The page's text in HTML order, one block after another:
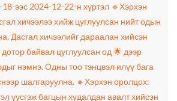
ээс 2024-12-22-н хүртэл 🔹Хэрхэн
хичээлээ хийж цуглуулсан нийт одын
Дасгал хичээлийг дараалан хийсэн
байвал цуглуулсан од 🌟 дээр
нэмнэ. Одны тоо тэнцвэл илүү бага
шалгаруулна. 🔸Хэрхэн оролцох:
үүсгэж багцын худалдан авалт хийсэн